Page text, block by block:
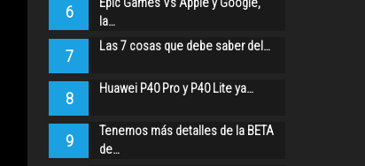
6
la…
7 Las 7 cosas que debe saber del…
8 Huawei P40 Pro y P40 Lite ya…
9
Tenemos más detalles de la BETA
de…